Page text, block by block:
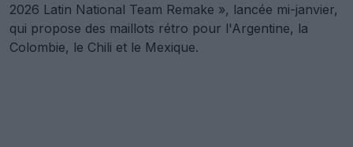
2026 Latin National Team Remake », lancée mi-janvier,
qui propose des maillots rétro pour l'Argentine, la
Colombie, le Chili et le Mexique.